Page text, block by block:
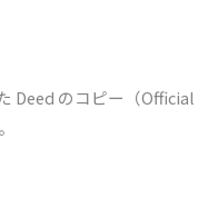
Deed のコピー（Official